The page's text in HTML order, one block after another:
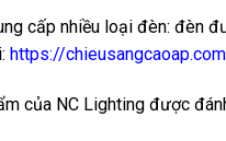
cấp nhiều loại đèn: đèn
https://
của NC Lighting được